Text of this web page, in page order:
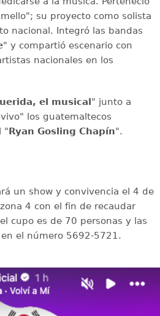
su proyecto como solista
nacional. Integró las bandas
" y compartió escenario con
nacionales en los
el musical" junto a
los guatemaltecos
"Ryan Gosling Chapín".
un show y convivencia el 4 de
4 con el fin de recaudar
cupo es de 70 personas y las
el número 5692-5721.